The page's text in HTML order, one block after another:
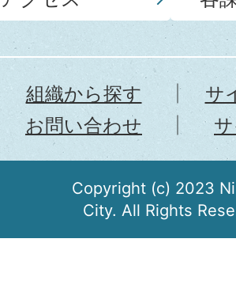
組織から探す
サ
お問い合わせ
Copyright (c) 2023
City. All Rights